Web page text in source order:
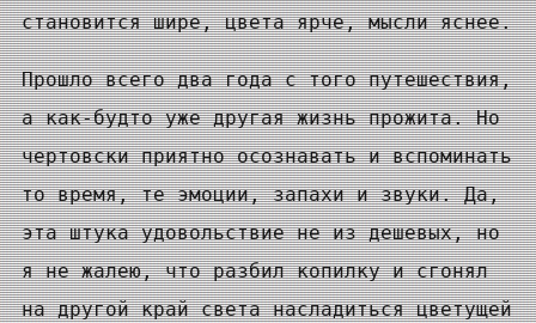
становится шире, цвета ярче, мысли яснее.
Прошло всего два года с того путешествия,
а как-будто уже другая жизнь прожита. Но
чертовски приятно осознавать и вспоминать
то время, те эмоции, запахи и звуки. Да,
эта штука удовольствие не из дешевых, но
я не жалею, что разбил копилку и сгонял
на другой край света насладиться цветущей